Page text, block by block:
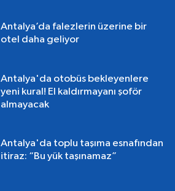
Antalya’da falezlerin üzerine bir
otel daha geliyor
Antalya'da otobüs bekleyenlere
yeni kural! El kaldırmayanı şoför
almayacak
Antalya'da toplu taşıma esnafından
itiraz: “Bu yük taşınamaz”